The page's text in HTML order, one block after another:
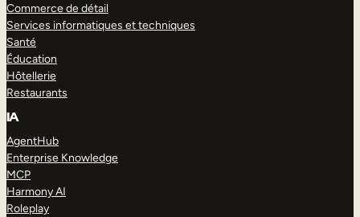
Commerce de détail
Services informatiques et techniques
Santé
Éducation
Hôtellerie
Restaurants
IA
AgentHub
Enterprise Knowledge
MCP
Harmony AI
Roleplay